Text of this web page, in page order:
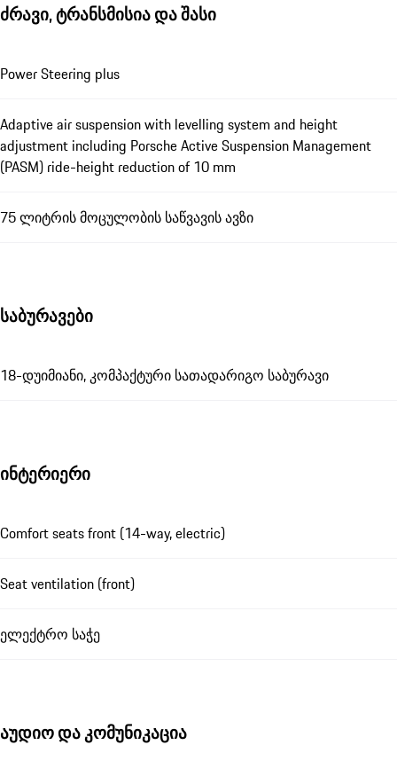
ძრავი, ტრანსმისია და შასი
Power Steering plus
Adaptive air suspension with levelling system and height
adjustment including Porsche Active Suspension Management
(PASM) ride-height reduction of 10 mm
75 ლიტრის მოცულობის საწვავის ავზი
საბურავები
18-დუიმიანი, კომპაქტური სათადარიგო საბურავი
ინტერიერი
Comfort seats front (14-way, electric)
Seat ventilation (front)
ელექტრო საჭე
აუდიო და კომუნიკაცია